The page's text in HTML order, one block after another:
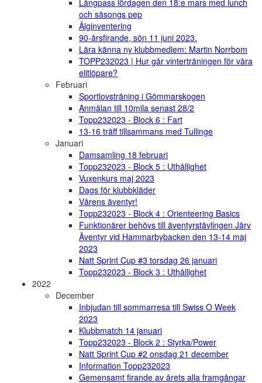
och säsongs pep
Älginventering
90-årsfirande, sön 11 juni 2023.
Lära känna ny klubbmedlem: Martin Norrbom
TOPP232023 | Hur går vinterträningen för våra
elitlöpare?
Februari
Sportlovsträning i Gömmarskogen
Anmälan till 10mila senast 28/2
Topp232023 - Block 6 : Fart
13-16 träff tillsammans med Tullinge
Januari
Damsamling 18 februari
Topp232023 - Block 5 : Uthållighet
Vuxenkurs maj 2023
Dags för klubbkläder
Vårens äventyr!
Topp232023 - Block 4 : Orienteering Basics
Funktionärer behövs till äventyrstävlingen Järv
Äventyr vid Hammarbybacken den 13-14 maj
2023
Natt Sprint Cup #3 torsdag 26 januari
Topp232023 - Block 3 : Uthållighet
2022
December
Inbjudan till sommarresa till Swiss O Week
2023
Klubbmatch 14 januari
Topp232023 - Block 2 : Styrka/Power
Natt Sprint Cup #2 onsdag 21 december
Information Topp232023
Gemensamt firande av årets alla framgångar